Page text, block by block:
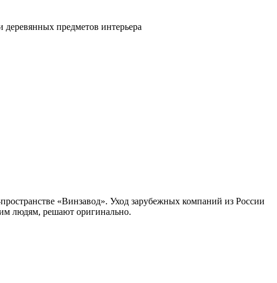
предметов интерьера
«Винзавод». Уход зарубежных компаний из России
людям, решают оригинально.